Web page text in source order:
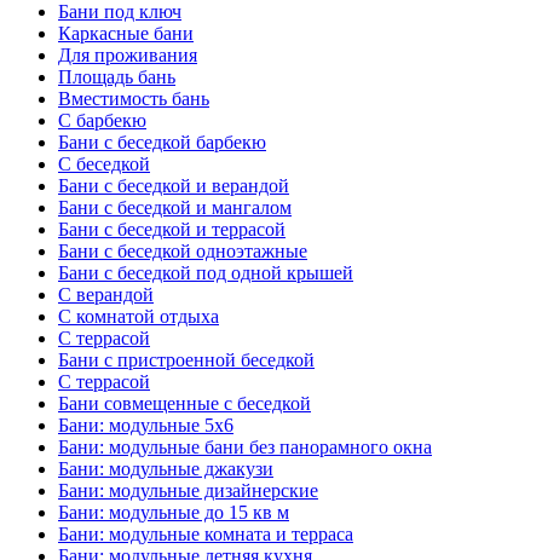
Бани под ключ
Каркасные бани
Для проживания
Площадь бань
Вместимость бань
С барбекю
Бани с беседкой барбекю
С беседкой
Бани с беседкой и верандой
Бани с беседкой и мангалом
Бани с беседкой и террасой
Бани с беседкой одноэтажные
Бани с беседкой под одной крышей
С верандой
С комнатой отдыха
С террасой
Бани с пристроенной беседкой
С террасой
Бани совмещенные с беседкой
Бани: модульные 5x6
Бани: модульные бани без панорамного окна
Бани: модульные джакузи
Бани: модульные дизайнерские
Бани: модульные до 15 кв м
Бани: модульные комната и терраса